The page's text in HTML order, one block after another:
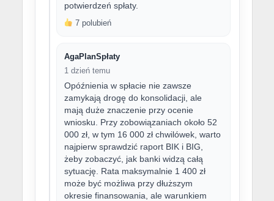
potwierdzeń spłaty.
7 polubień
AgaPlanSpłaty
1 dzień temu
Opóźnienia w spłacie nie zawsze
zamykają drogę do konsolidacji, ale
mają duże znaczenie przy ocenie
wniosku. Przy zobowiązaniach około 52
000 zł, w tym 16 000 zł chwilówek, warto
najpierw sprawdzić raport BIK i BIG,
żeby zobaczyć, jak banki widzą całą
sytuację. Rata maksymalnie 1 400 zł
może być możliwa przy dłuższym
okresie finansowania, ale warunkiem